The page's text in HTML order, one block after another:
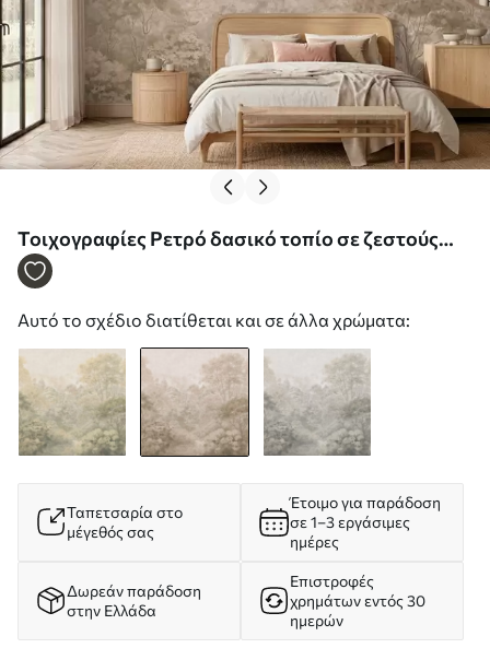
Τοιχογραφίες Ρετρό δασικό τοπίο σε ζεστούς
μπεζ τόνους Nr. w05433v1
Αυτό το σχέδιο διατίθεται και σε άλλα χρώματα:
Ταπετσαρία στο
μέγεθός σας
Έτοιμο για παράδοση
σε 1–3 εργάσιμες
ημέρες
Δωρεάν παράδοση
στην Ελλάδα
Επιστροφές
χρημάτων εντός 30
ημερών